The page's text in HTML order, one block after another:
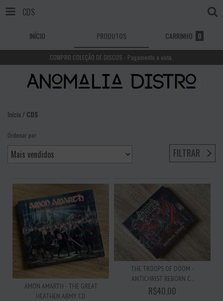
CDS
INÍCIO PRODUTOS CARRINHO 0
COMPRO COLEÇÃO DE DISCOS - Pagamento a vista.
Início /CDS
Ordenar por
FILTRAR
AMON AMARTH - THE GREAT
HEATHEN ARMY CD
THE TROOPS OF DOOM -
ANTICHRIST REBORN C...
R$40,00